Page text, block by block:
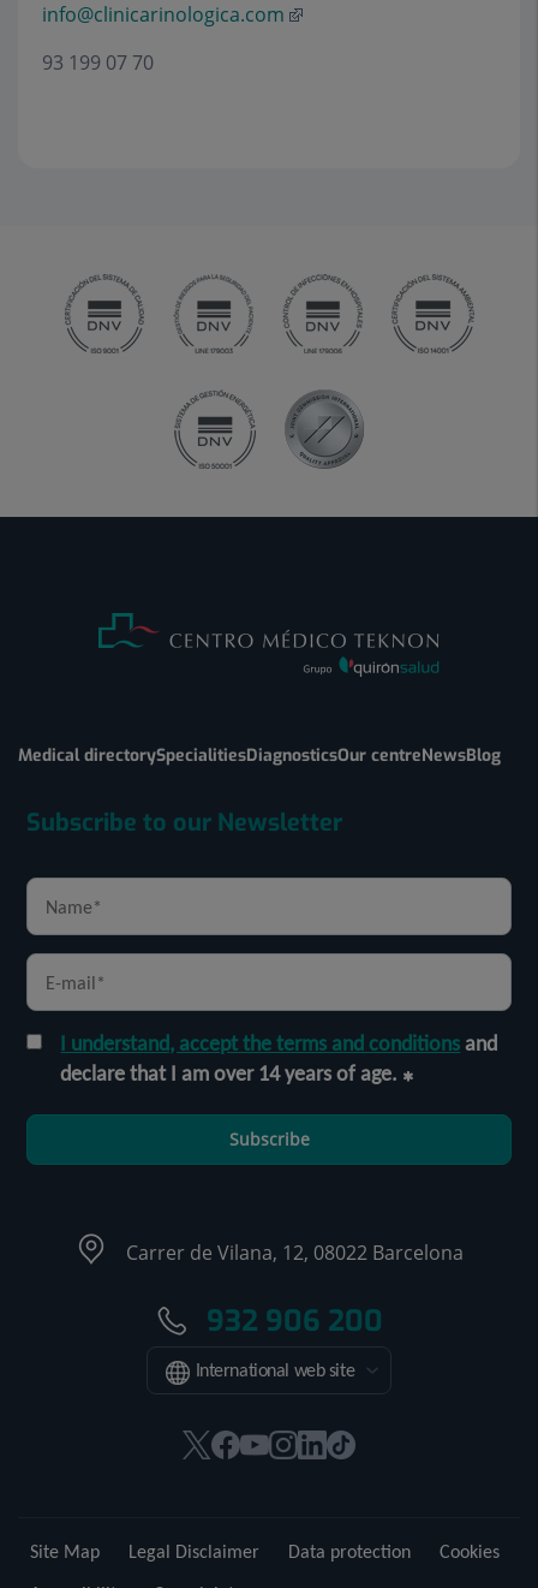
info@clinicarinologica.com
93 199 07 70
Medical directorySpecialitiesDiagnosticsOur centreNewsBlog
Subscribe to our Newsletter
I understand, accept the terms and conditionsand
declare that I am over 14 years of age.
Subscribe
Carrer de Vilana, 12, 08022 Barcelona
932 906 200
International web site
This
in
This
in
ThisThis
in
This
in
Link
Site Map Legal Disclaimer Data protection
Cookies